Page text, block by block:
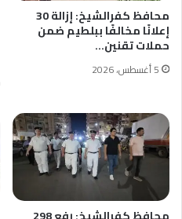
محافظ كفرالشيخ: إزالة 30
إعلانًا مخالفًا ببلطيم ضمن
حملات تقنين…
5 أغسطس، 2026